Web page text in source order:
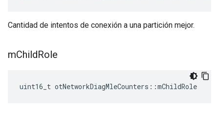
Cantidad de intentos de conexión a una partición mejor.
mChildRole
uint16_t otNetworkDiagMleCounters ::mChildRole